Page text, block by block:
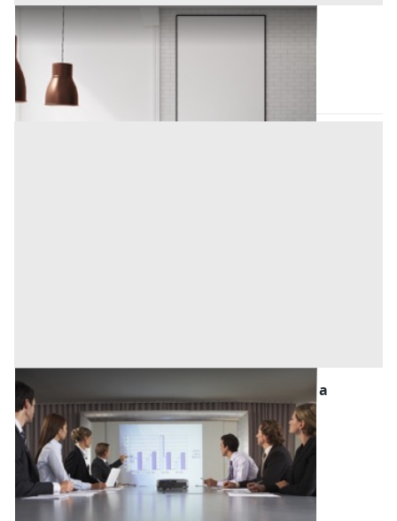
Arredamento Negozi all'asta a Padova
Borgoricco
Codice asta:
Asta chiusa
Quote di Partecipazione Societaria all'asta a
Padova
Borgoricco (Padova)
Offerta minima
1.500 € 2.000 €
Codice asta:AA1138034
Asta chiusa